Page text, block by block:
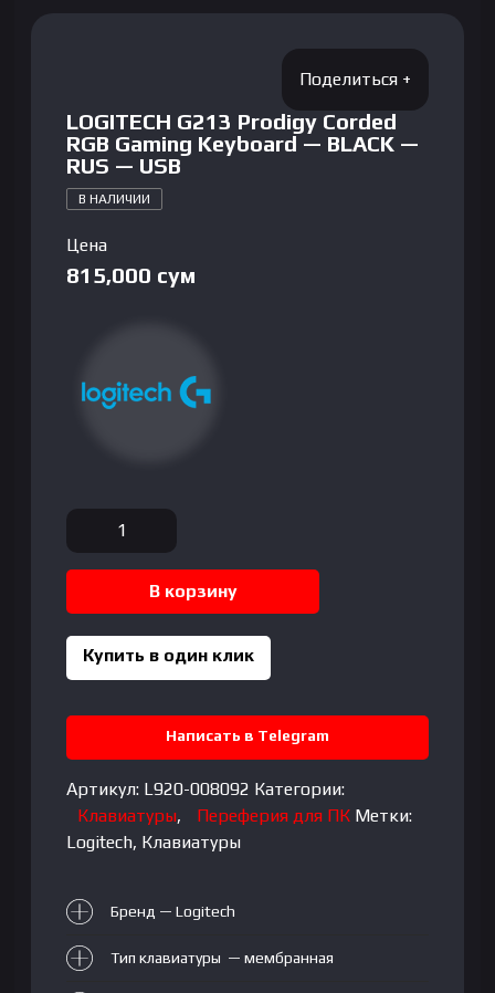
LOGITECH G213 Prodigy Corded
RGB Gaming Keyboard — BLACK —
RUS — USB
В НАЛИЧИИ
Цена
815,000 сум
Количество
товара
LOGITECH
Corded
RGB
-
BLACK
RUS
В корзину
Купить в один клик
Написать в Telegram
Артикул: L920-008092 Категории:
Клавиатуры, Переферия для ПК Метки:
Logitech, Клавиатуры
Бренд — Logitech
Тип клавиатуры — мембранная